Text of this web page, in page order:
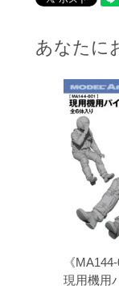
あなたに
《
現用機用